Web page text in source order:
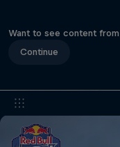
Want to see content
Continue